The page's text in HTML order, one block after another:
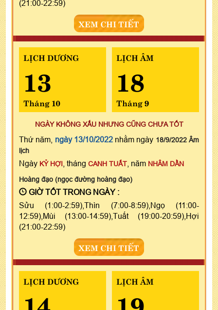
(21:00-22:59)
XEM CHI TIẾT
LỊCH DƯƠNG
13
Tháng 10
LỊCH ÂM
18
Tháng 9
NGÀY KHÔNG XẤU NHƯNG CŨNG CHƯA TỐT
Thứ năm, ngày 13/10/2022nhằm ngày 18/9/2022 Âm
lịch
Ngày KỶ HỢI , tháng CANH TUẤT , năm NHÂM DẦN
Hoàng đạo (ngọc đường hoàng đạo)
GIỜ TỐT TRONG NGÀY :
Sửu (1:00-2:59),Thìn (7:00-8:59),Ngọ (11:00-
12:59),Mùi (13:00-14:59),Tuất (19:00-20:59),Hợi
(21:00-22:59)
XEM CHI TIẾT
LỊCH DƯƠNG LỊCH ÂM